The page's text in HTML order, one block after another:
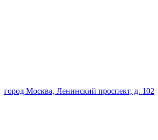
город Москва, Ленинский проспект, д. 102